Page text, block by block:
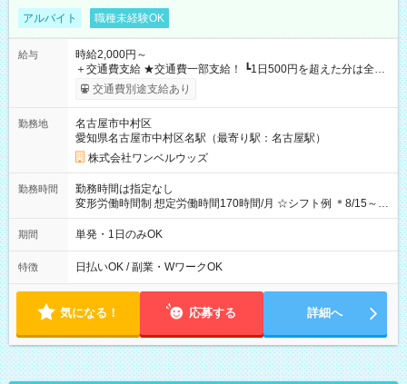
アルバイト 職種未経験OK
給与
時給2,000円～
＋交通費支給 ★交通費一部支給！ ┗1日500円を超えた分は全額
支給！ ※往復500円以内の方は自己負担となります ★日払い
OK！（規定あり） ┗働いたその日に現金GET♪ お仕事後はコン
期間なし
交通費別途支給あり
勤務地
名古屋市中村区
愛知県名古屋市中村区名駅（最寄り駅：名古屋駅）
株式会社ワンベルウッズ
勤務時間
勤務時間は指定なし
変形労働時間制 想定労働時間170時間/月 ☆シフト例 ＊8/15～
10/26 全日共通 08：00～12：00 17：00～21：00 ＊8/31
～9/19のみ下記シフトもあります！ 12：00～16：00 ＊9/6～
00
期間 単発・1日のみOK
特徴 日払いOK / 副業・WワークOK
気になる！ 応募する 詳細へ